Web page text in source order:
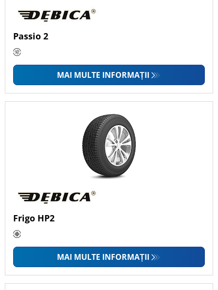
Passio 2
MAI MULTE INFORMAȚII
Frigo HP2
MAI MULTE INFORMAȚII